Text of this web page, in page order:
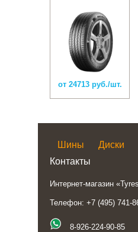
от 24713 руб./шт.
Шины Диски
Контакты
Интернет-магазин
Телефон: +7 (495) 741-
8-926-224-90-85